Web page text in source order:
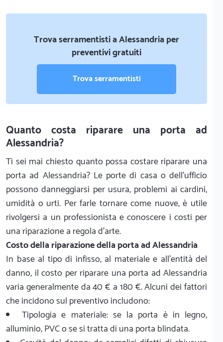
Trova serramentisti a Alessandria per
preventivi gratuiti
Trova serramentisti
Quanto costa riparare una porta ad
Alessandria?
Ti sei mai chiesto quanto possa costare riparare una
porta ad Alessandria? Le porte di casa o dell'ufficio
possono danneggiarsi per usura, problemi ai cardini,
umidità o urti. Per farle tornare come nuove, è utile
rivolgersi a un professionista e conoscere i costi per
una riparazione a regola d'arte.
Costo della riparazione della porta ad Alessandria
In base al tipo di infisso, al materiale e all'entità del
danno, il costo per riparare una porta ad Alessandria
varia generalmente da 40 € a 180 €. Alcuni dei fattori
che incidono sul preventivo includono:
Tipologia e materiale: se la porta è in legno,
alluminio, PVC o se si tratta di una porta blindata.